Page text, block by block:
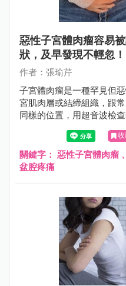
惡性子宮體肉瘤容易
狀，及早發現不輕忽！
作者：張瑜芹
子宮體肉瘤是一種罕見但
宮肌肉層或結締組織，跟
同樣的位置，用超音波檢
無異，所以非常容易被誤
關鍵字： 惡性子宮體肉瘤
盆腔疼痛